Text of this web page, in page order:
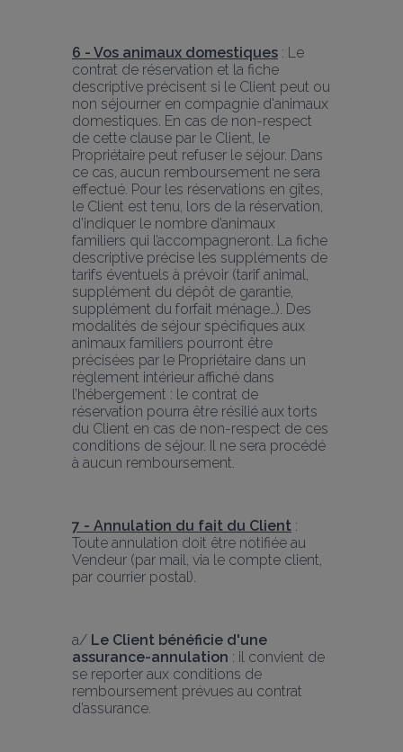
6 - Vos animaux domestiques : Le
contrat de réservation et la fiche
descriptive précisent si le Client peut ou
non séjourner en compagnie d'animaux
domestiques. En cas de non-respect
de cette clause par le Client, le
Propriétaire peut refuser le séjour. Dans
ce cas, aucun remboursement ne sera
effectué. Pour les réservations en gîtes,
le Client est tenu, lors de la réservation,
d’indiquer le nombre d’animaux
familiers qui l’accompagneront. La fiche
descriptive précise les suppléments de
tarifs éventuels à prévoir (tarif animal,
supplément du dépôt de garantie,
supplément du forfait ménage…). Des
modalités de séjour spécifiques aux
animaux familiers pourront être
précisées par le Propriétaire dans un
règlement intérieur affiché dans
l’hébergement : le contrat de
réservation pourra être résilié aux torts
du Client en cas de non-respect de ces
conditions de séjour. Il ne sera procédé
à aucun remboursement.
7 - Annulation du fait du Client :
Toute annulation doit être notifiée au
Vendeur (par mail, via le compte client,
par courrier postal).
a/ Le Client bénéficie d'une
assurance-annulation : il convient de
se reporter aux conditions de
remboursement prévues au contrat
d’assurance.